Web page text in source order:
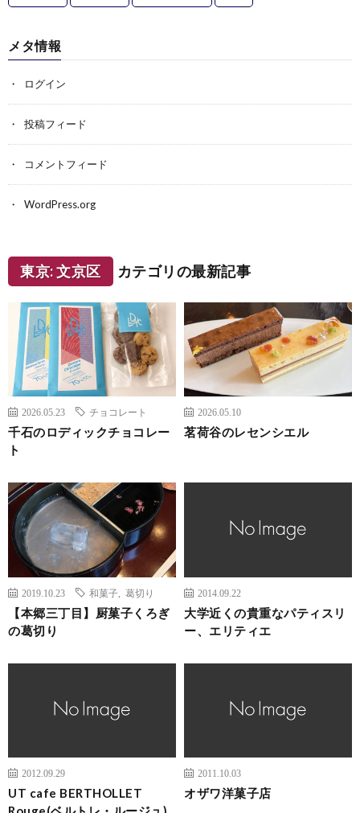
メタ情報
ログイン
投稿フィード
コメントフィード
WordPress.org
東京: 文京区 カテゴリの最新記事
2026.05.23 チョコレート
千石のロディックチョコレー
ト
2026.05.10
茗荷谷のレセンシエル
2019.10.23 和菓子 葛切り
【本郷三丁目】厨菓子くろぎ
の葛切り
2014.09.22
大学近くの貴重なパティスリ
ー、エリティエ
2012.09.29
UT cafe BERTHOLLET
2011.10.03
オザワ洋菓子店